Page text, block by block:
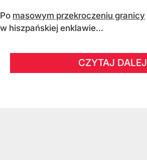
Po masowym przekroczeniu granicy
w hiszpańskiej enklawie...
CZYTAJ DALEJ